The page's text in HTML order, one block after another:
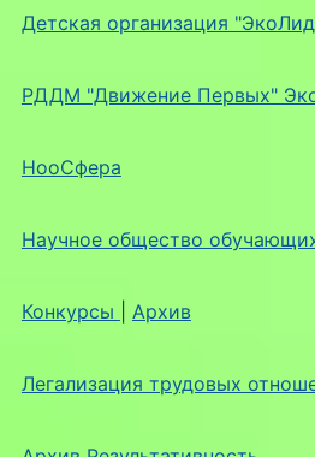
Детская организация
РДДМ "Движение Первых"
НооСфера
Научное общество
Конкурсы Архив
Легализация трудовых